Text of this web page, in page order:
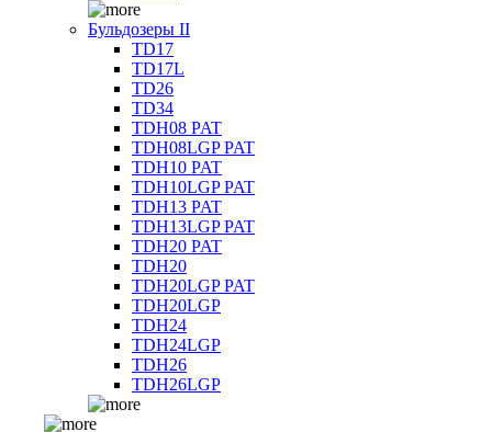
Бульдозеры II
TD17
TD17L
TD26
TD34
TDH08 PAT
TDH08LGP PAT
TDH10 PAT
TDH10LGP PAT
TDH13 PAT
TDH13LGP PAT
TDH20 PAT
TDH20
TDH20LGP PAT
TDH20LGP
TDH24
TDH24LGP
TDH26
TDH26LGP